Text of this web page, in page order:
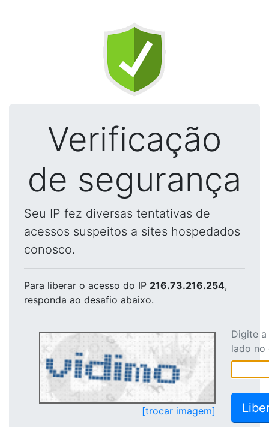
Verificação
de segurança
Seu IP fez diversas tentativas de
acessos suspeitos a sites hospedados
conosco.
Para liberar o acesso do IP 216.73.216.254,
responda ao desafio abaixo.
[trocar imagem]
Digite
lado no